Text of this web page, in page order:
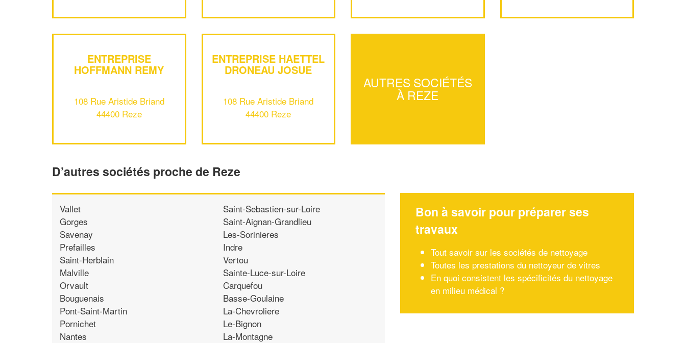
ENTREPRISE
HOFFMANN REMY
108 Rue Aristide Briand
44400 Reze
ENTREPRISE HAETTEL
DRONEAU JOSUE
108 Rue Aristide Briand
44400 Reze
AUTRES SOCIÉTÉS
À REZE
D’autres sociétés proche de Reze
Vallet
Gorges
Savenay
Prefailles
Saint-Herblain
Malville
Orvault
Bouguenais
Pont-Saint-Martin
Pornichet
Nantes
Saint-Sebastien-sur-Loire
Saint-Aignan-Grandlieu
Les-Sorinieres
Indre
Vertou
Sainte-Luce-sur-Loire
Carquefou
Basse-Goulaine
La-Chevroliere
Le-Bignon
La-Montagne
Bon à savoir pour préparer ses
travaux
Tout savoir sur les sociétés de nettoyage
Toutes les prestations du nettoyeur de vitres
En quoi consistent les spécificités du nettoyage
en milieu médical ?
nouveaux clients!